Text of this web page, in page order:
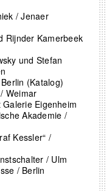
/ Jenaer
Rijnder Kamerbeek
und Stefan
(Katalog)
Weimar
Eigenheim
Akademie /
Kessler“ /
/ Ulm
/ Berlin